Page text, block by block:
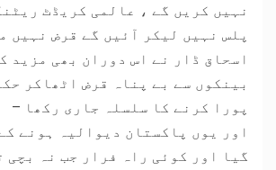
نہیں کریں گے ، عالمی کریڈٹ
پلس نہیں لیکر آئیں گے قرض نہیں
اسحاق ڈار نے اس دوران بھی مزید
بینکوں سے بے پناہ قرض اٹھاکر
پورا کرنے کا سلسلہ جاری رکھا –
اور یوں پاکستان دیوالیہ ہونے
گیا اور کوئی راہ فرار جب نہ بچی